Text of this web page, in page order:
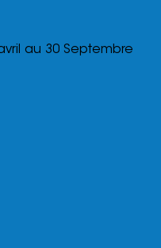
au 30 Septembre